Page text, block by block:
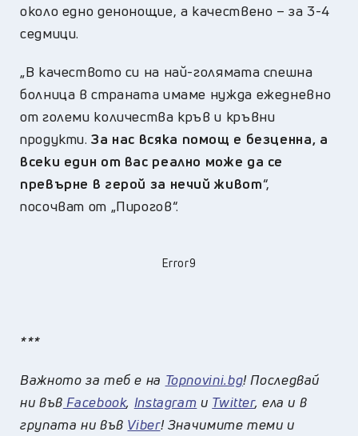
около едно денонощие, а качествено – за 3-4
седмици.
„В качеството си на най-голямата спешна
болница в страната имаме нужда ежедневно
от големи количества кръв и кръвни
продукти.За нас всяка помощ е безценна, а
всеки един от вас реално може да се
превърне в герой за нечий живот“,
посочват от „Пирогов“.
Error9
***
Важното за теб е на Topnovini.bg! Последвай
ни във Facebook, Instagram и Twitter, ела и в
групата ни във Viber! Значимите теми и